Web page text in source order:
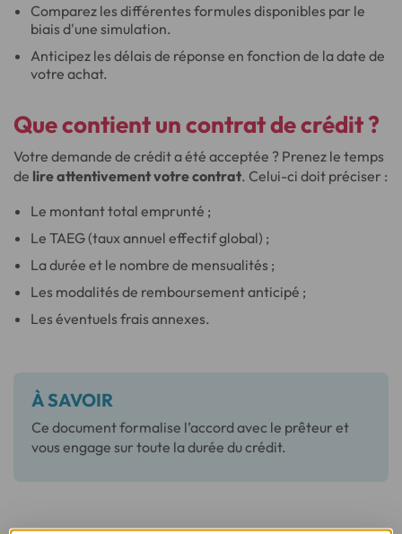
Comparez les différentes formules disponibles par le
biais d'une simulation.
Anticipez les délais de réponse en fonction de la date de
votre achat.
Que contient un contrat de crédit ?
Votre demande de crédit a été acceptée ? Prenez le temps
de lire attentivement votre contrat. Celui-ci doit préciser :
Le montant total emprunté ;
Le TAEG (taux annuel effectif global) ;
La durée et le nombre de mensualités ;
Les modalités de remboursement anticipé ;
Les éventuels frais annexes.
À SAVOIR
Ce document formalise l’accord avec le prêteur et
vous engage sur toute la durée du crédit.